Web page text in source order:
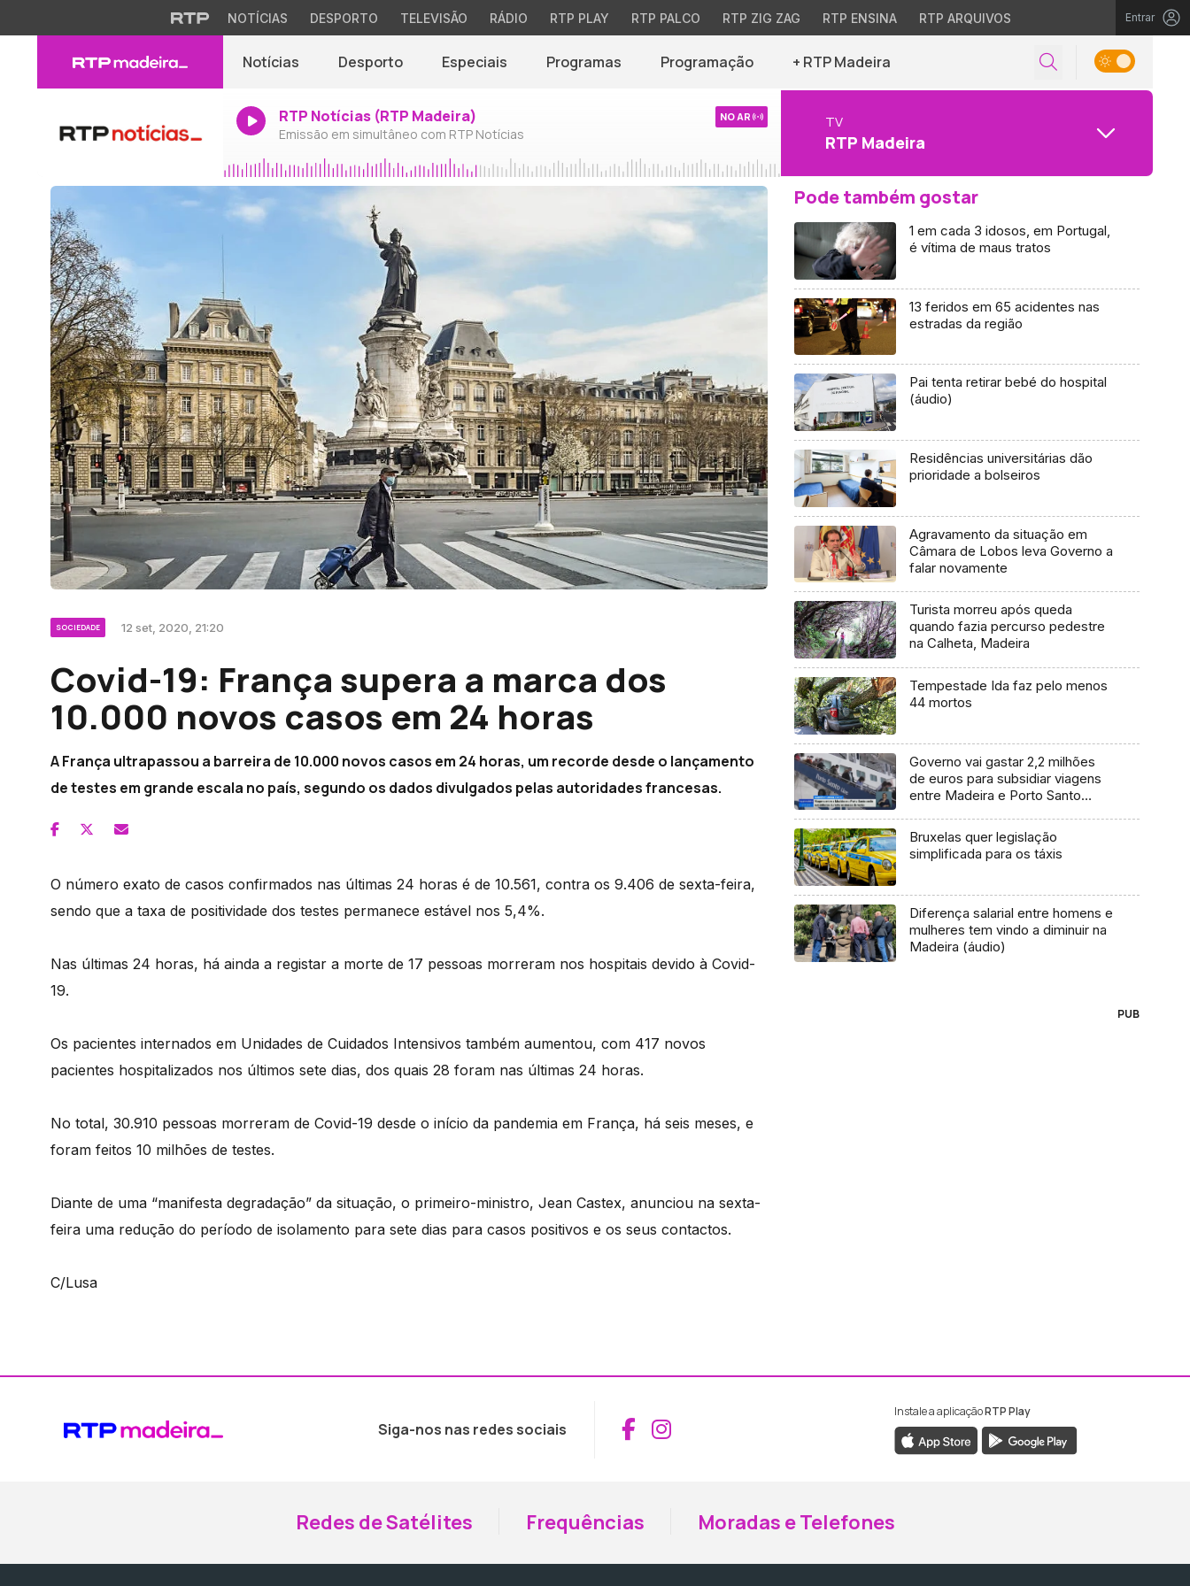
NOTÍCIAS DESPORTO TELEVISÃO RÁDIO RTP PLAY RTP PALCO RTP ZIG ZAG RTP ENSINA RTP ARQUIVOS Entrar
Notícias Desporto Especiais Programas Programação + RTP Madeira
RTP Notícias (RTP Madeira)
Emissão em simultâneo com RTP Notícias
NO AR TV
RTP Madeira
SOCIEDADE 12 set, 2020, 21:20
Covid-19: França supera a marca dos
10.000 novos casos em 24 horas
A França ultrapassou a barreira de 10.000 novos casos em 24 horas, um recorde desde o lançamento
de testes em grande escala no país, segundo os dados divulgados pelas autoridades francesas.
O número exato de casos confirmados nas últimas 24 horas é de 10.561, contra os 9.406 de sexta-feira,
sendo que a taxa de positividade dos testes permanece estável nos 5,4%.
Nas últimas 24 horas, há ainda a registar a morte de 17 pessoas morreram nos hospitais devido à Covid-
19.
Os pacientes internados em Unidades de Cuidados Intensivos também aumentou, com 417 novos
pacientes hospitalizados nos últimos sete dias, dos quais 28 foram nas últimas 24 horas.
No total, 30.910 pessoas morreram de Covid-19 desde o início da pandemia em França, há seis meses, e
foram feitos 10 milhões de testes.
Diante de uma “manifesta degradação” da situação, o primeiro-ministro, Jean Castex, anunciou na sexta-
feira uma redução do período de isolamento para sete dias para casos positivos e os seus contactos.
C/Lusa
Pode também gostar
1 em cada 3 idosos, em Portugal,
é vítima de maus tratos
13 feridos em 65 acidentes nas
estradas da região
Pai tenta retirar bebé do hospital
(áudio)
Residências universitárias dão
prioridade a bolseiros
Agravamento da situação em
Câmara de Lobos leva Governo a
falar novamente
Turista morreu após queda
quando fazia percurso pedestre
na Calheta, Madeira
Tempestade Ida faz pelo menos
44 mortos
Governo vai gastar 2,2 milhões
de euros para subsidiar viagens
entre Madeira e Porto Santo
Bruxelas quer legislação
simplificada para os táxis
Diferença salarial entre homens e
mulheres tem vindo a diminuir na
Madeira (áudio)
PUB
Siga-nos nas redes sociais Aceder ao Facebook da RTP Madeira
Aceder ao Instagram da RTP Madeira
Instale a aplicaçãoRTP Play
Redes de Satélites Frequências Moradas e Telefones